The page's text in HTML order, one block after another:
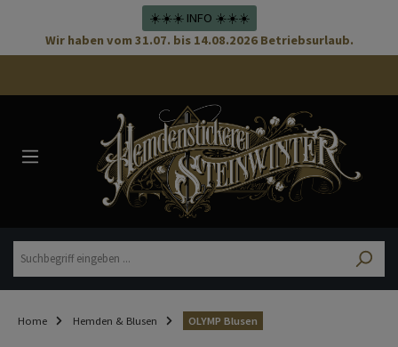
☀️☀️☀️ INFO ☀️☀️☀️
Wir haben vom 31.07. bis 14.08.2026 Betriebsurlaub.
Home Hemden & Blusen OLYMP Blusen